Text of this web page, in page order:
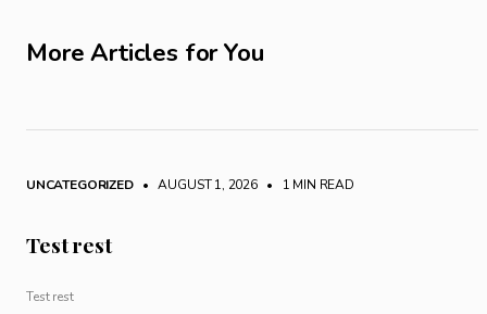
More Articles for You
UNCATEGORIZED • AUGUST 1, 2026 • 1 MIN READ
Test rest
Test rest